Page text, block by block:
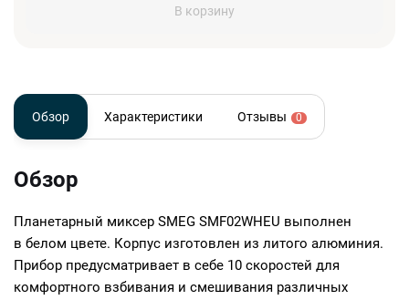
В корзину
Обзор Характеристики Отзывы 0
Обзор
Планетарный миксер SMEG SMF02WHEU выполнен
в белом цвете. Корпус изготовлен из литого алюминия.
Прибор предусматривает в себе 10 скоростей для
комфортного взбивания и смешивания различных